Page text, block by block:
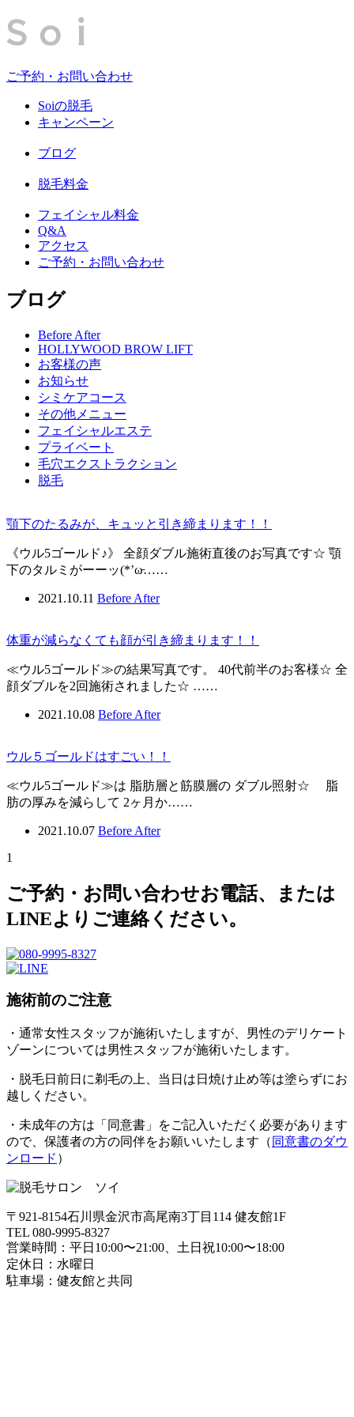
ご予約・お問い合わせ
Soiの脱毛
キャンペーン
ブログ
脱毛料金
フェイシャル料金
Q&A
アクセス
ご予約・お問い合わせ
ブログ
Before After
HOLLYWOOD BROW LIFT
お客様の声
お知らせ
シミケアコース
その他メニュー
フェイシャルエステ
プライベート
毛穴エクストラクション
脱毛
顎下のたるみが、キュッと引き締まります！！
《ウル5ゴールド♪》 全顔ダブル施術直後のお写真です☆ 顎
下のタルミがーーッ(*’ω̵……
2021.10.11 Before After
体重が減らなくても顔が引き締まります！！
≪ウル5ゴールド≫の結果写真です。 40代前半のお客様☆ 全
顔ダブルを2回施術されました☆ ……
2021.10.08 Before After
ウル５ゴールドはすごい！！
≪ウル5ゴールド≫は 脂肪層と筋膜層の ダブル照射☆ 脂
肪の厚みを減らして 2ヶ月か……
2021.10.07 Before After
1
ご予約・お問い合わせお電話、または
LINEよりご連絡ください。
施術前のご注意
・通常女性スタッフが施術いたしますが、男性のデリケート
ゾーンについては男性スタッフが施術いたします。
・脱毛日前日に剃毛の上、当日は日焼け止め等は塗らずにお
越しください。
・未成年の方は「同意書」をご記入いただく必要があります
ので、保護者の方の同伴をお願いいたします（ 同意書のダウ
ンロード ）
〒921-8154石川県金沢市高尾南3丁目114 健友館1F
TEL 080-9995-8327
営業時間：平日10:00〜21:00、土日祝10:00〜18:00
定休日：水曜日
駐車場：健友館と共同